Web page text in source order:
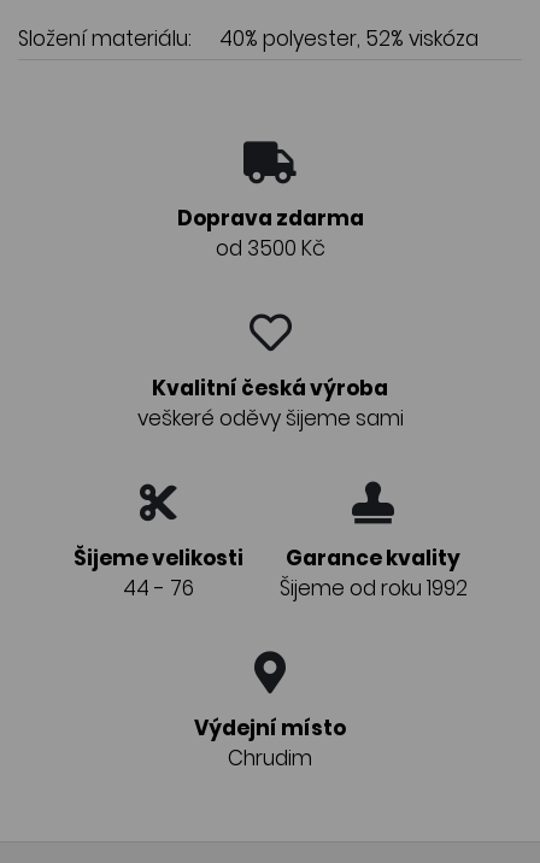
Složení materiálu:
40% polyester, 52% viskóza
Doprava zdarma
od 3500 Kč
Kvalitní česká výroba
veškeré oděvy šijeme sami
Šijeme velikosti
44 - 76
Garance kvality
Šijeme od roku 1992
Výdejní místo
Chrudim